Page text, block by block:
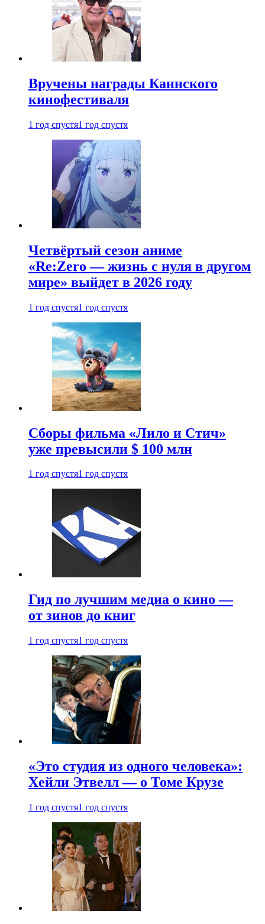
Вручены награды Каннского
кинофестиваля
1 год спустя1 год спустя
Четвёртый сезон аниме
«Re:Zero — жизнь с нуля в другом
мире» выйдет в 2026 году
1 год спустя1 год спустя
Сборы фильма «Лило и Стич»
уже превысили $ 100 млн
1 год спустя1 год спустя
Гид по лучшим медиа о кино —
от зинов до книг
1 год спустя1 год спустя
«Это студия из одного человека»:
Хейли Этвелл — о Томе Крузе
1 год спустя1 год спустя